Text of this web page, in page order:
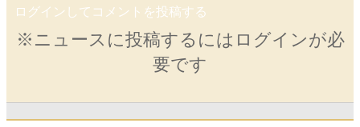
ログインしてコメントを投稿する
※ニュースに投稿するにはログインが必
要です